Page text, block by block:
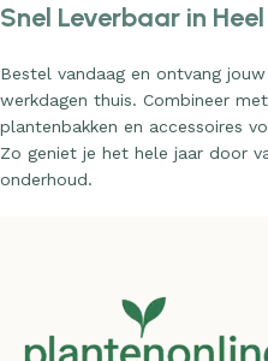
Snel Leverbaar in
Bestel vandaag en ontvang jouw
werkdagen thuis. Combineer
plantenbakken en accessoires
Zo geniet je het hele jaar door
onderhoud.